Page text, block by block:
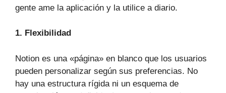
gente ame la aplicación y la utilice a diario.
1. Flexibilidad
Notion es una «página» en blanco que los usuarios
pueden personalizar según sus preferencias. No
hay una estructura rígida ni un esquema de